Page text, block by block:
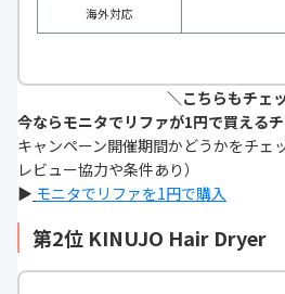
海外対応
＼こちらもチェ
今ならモニタでリファが1円で買える
キャンペーン開催期間かどうかをチェ
レビュー協力や条件あり）
▶ モニタでリファを1円で購入
第2位 KINUJO Hair Dryer